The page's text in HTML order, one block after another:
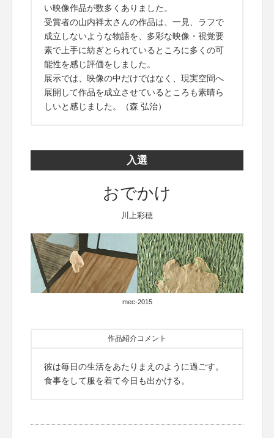
い映像作品が数多くありました。
受賞者の山内祥太さんの作品は、一見、ラフで
成立しないような物語を、多彩な映像・視覚要
素で上手に紡ぎとられているところに多くの可
能性を感じ評価をしました。
展示では、映像の中だけではなく、現実空間へ
展開して作品を成立させているところも素晴ら
しいと感じました。（森 弘治）
入選
おでかけ
川上彩穂
mec-2015
作品紹介コメント
彼は毎日の生活をあたりまえのように過ごす。
食事をして服を着て今日も出かける。